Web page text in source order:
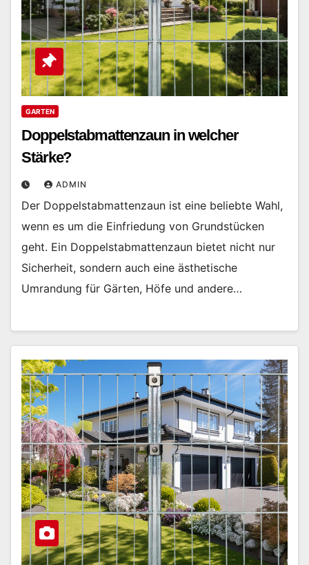
GARTEN
Doppelstabmattenzaun in welcher
Stärke?
ADMIN
Der Doppelstabmattenzaun ist eine beliebte Wahl,
wenn es um die Einfriedung von Grundstücken
geht. Ein Doppelstabmattenzaun bietet nicht nur
Sicherheit, sondern auch eine ästhetische
Umrandung für Gärten, Höfe und andere…